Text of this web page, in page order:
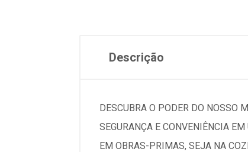
Descrição
DESCUBRA O PODER DO NOSSO
SEGURANÇA E CONVENIÊNCIA
EM OBRAS-PRIMAS, SEJA NA